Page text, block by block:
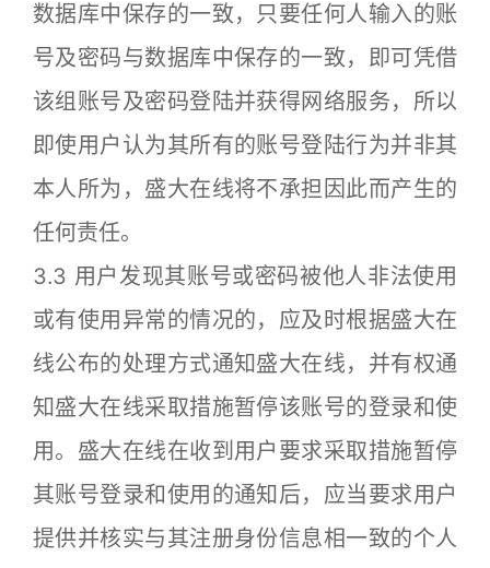
数据库中保存的一致，只要任何人输入的账
号及密码与数据库中保存的一致，即可凭借
该组账号及密码登陆并获得网络服务，所以
即使用户认为其所有的账号登陆行为并非其
本人所为，盛大在线将不承担因此而产生的
任何责任。
3.3 用户发现其账号或密码被他人非法使用
或有使用异常的情况的，应及时根据盛大在
线公布的处理方式通知盛大在线，并有权通
知盛大在线采取措施暂停该账号的登录和使
用。盛大在线在收到用户要求采取措施暂停
其账号登录和使用的通知后，应当要求用户
提供并核实与其注册身份信息相一致的个人